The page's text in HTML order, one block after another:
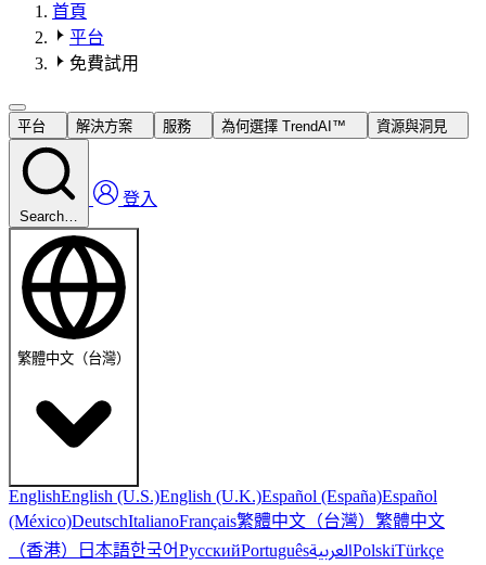
首頁
平台
免費試用
平台 解決方案 服務 為何選擇 TrendAI™ 資源與洞見
Search…
登入
繁體中文（台灣）
EnglishEnglish (U.S.)English (U.K.)Español (España)Español
(México)DeutschItalianoFrançais繁體中文（台灣） 繁體中文
（香港） 日本語한국어РусскийPortuguêsالعربيةPolskiTürkçe